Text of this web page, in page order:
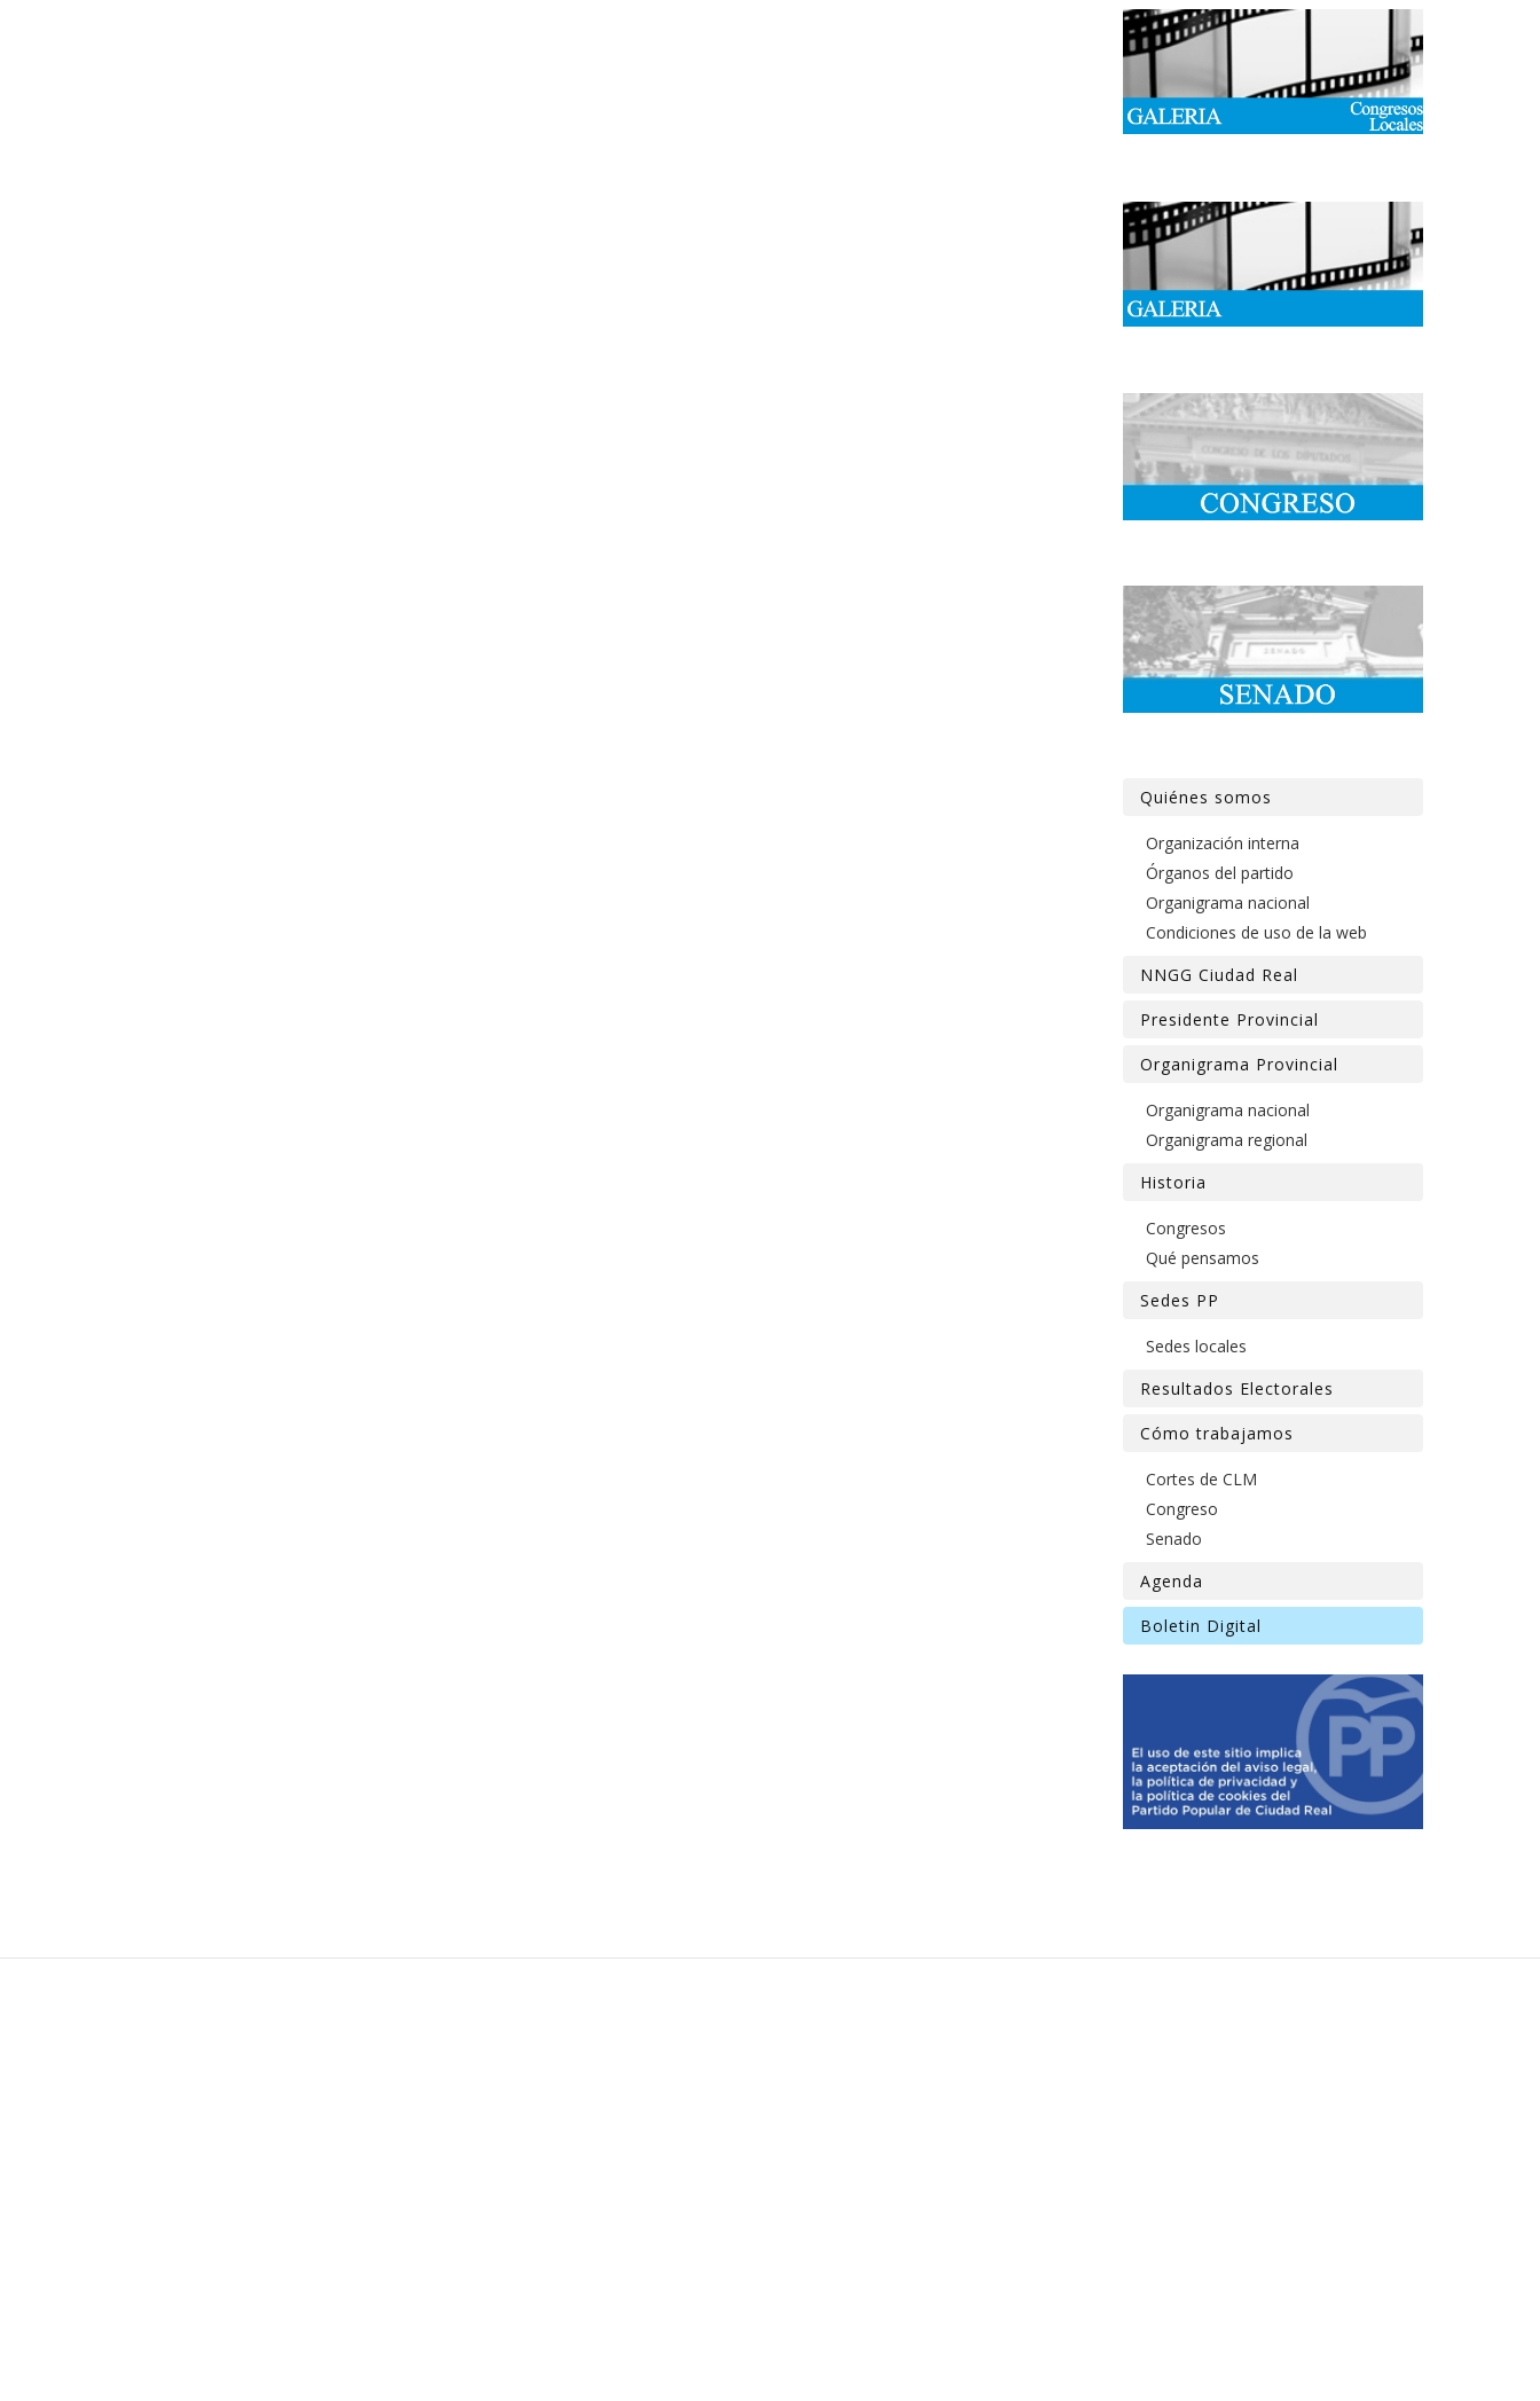
Quiénes somos
Organización interna
Órganos del partido
Organigrama nacional
Condiciones de uso de la web
NNGG Ciudad Real
Presidente Provincial
Organigrama Provincial
Organigrama nacional
Organigrama regional
Historia
Congresos
Qué pensamos
Sedes PP
Sedes locales
Resultados Electorales
Cómo trabajamos
Cortes de CLM
Congreso
Senado
Agenda
Boletin Digital